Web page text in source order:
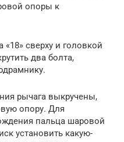
опоры к
сверху и головкой
два болта,
рычага выкручены,
опору. Для
пальца шаровой
установить какую-